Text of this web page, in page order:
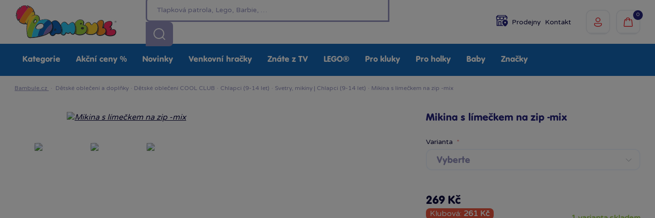
Prodejny Kontakt
0
Kategorie Akční ceny % Novinky Venkovní hračky Znáte z TV LEGO® Pro kluky Pro holky Baby Značky
Bambule.cz · Dětské oblečení a doplňky · Dětské oblečení COOL CLUB · Chlapci (9-14 let) · Svetry, mikiny | Chlapci (9-14 let) · Mikina s límečkem na zip -mix
Mikina s límečkem na zip -mix
Varianta
Vyberte
269 Kč
Klubová: 261 Kč